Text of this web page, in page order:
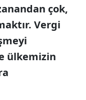
çok,
Vergi
ülkemizin